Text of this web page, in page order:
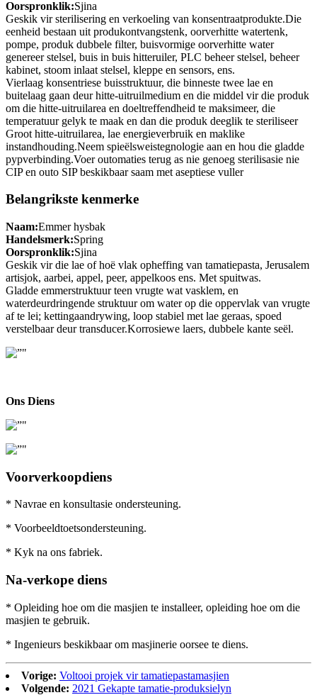
Oorspronklik:Sjina
Geskik vir sterilisering en verkoeling van konsentraatprodukte.Die
eenheid bestaan ​​uit produkontvangstenk, oorverhitte watertenk,
pompe, produk dubbele filter, buisvormige oorverhitte water
genereer stelsel, buis in buis hitteruiler, PLC beheer stelsel, beheer
kabinet, stoom inlaat stelsel, kleppe en sensors, ens.
Vierlaag konsentriese buisstruktuur, die binneste twee lae en
buitelaag gaan deur hitte-uitruilmedium en die middel vir die produk
om die hitte-uitruilarea en doeltreffendheid te maksimeer, die
temperatuur gelyk te maak en dan die produk deeglik te steriliseer
Groot hitte-uitruilarea, lae energieverbruik en maklike
instandhouding.Neem spieëlsweistegnologie aan en hou die gladde
pypverbinding.Voer outomaties terug as nie genoeg sterilisasie nie
CIP en outo SIP beskikbaar saam met aseptiese vuller
Belangrikste kenmerke
Naam:Emmer hysbak
Handelsmerk:Spring
Oorspronklik:Sjina
Geskik vir die lae of hoë vlak opheffing van tamatiepasta, Jerusalem
artisjok, aarbei, appel, peer, appelkoos ens. Met spuitwas.
Gladde emmerstruktuur teen vrugte wat vasklem, en
waterdeurdringende struktuur om water op die oppervlak van vrugte
af te lei; kettingaandrywing, loop stabiel met lae geraas, spoed
verstelbaar deur transducer.Korrosiewe laers, dubbele kante seël.
Ons Diens
Voorverkoopdiens
* Navrae en konsultasie ondersteuning.
* Voorbeeldtoetsondersteuning.
* Kyk na ons fabriek.
Na-verkope diens
* Opleiding hoe om die masjien te installeer, opleiding hoe om die
masjien te gebruik.
* Ingenieurs beskikbaar om masjinerie oorsee te diens.
Vorige: Voltooi projek vir tamatiepastamasjien
Volgende: 2021 Gekapte tamatie-produksielyn